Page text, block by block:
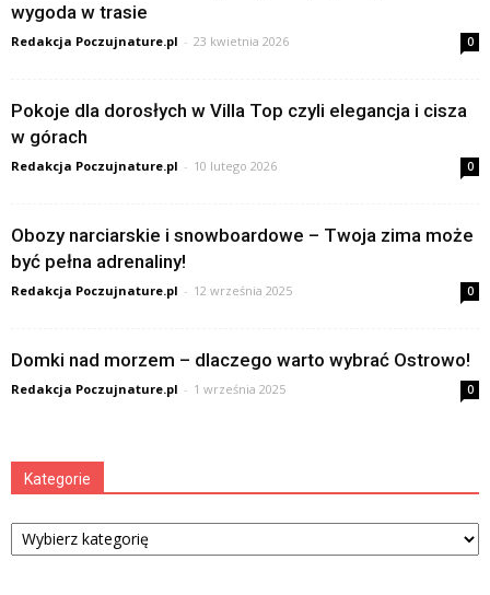
wygoda w trasie
Redakcja Poczujnature.pl - 23 kwietnia 2026 0
Pokoje dla dorosłych w Villa Top czyli elegancja i cisza
w górach
Redakcja Poczujnature.pl - 10 lutego 2026 0
Obozy narciarskie i snowboardowe – Twoja zima może
być pełna adrenaliny!
Redakcja Poczujnature.pl - 12 września 2025 0
Domki nad morzem – dlaczego warto wybrać Ostrowo!
Redakcja Poczujnature.pl - 1 września 2025 0
Kategorie
Kategorie